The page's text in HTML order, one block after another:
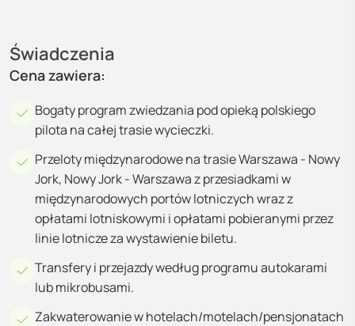
Świadczenia
Cena zawiera:
Bogaty program zwiedzania pod opieką polskiego
pilota na całej trasie wycieczki.
Przeloty międzynarodowe na trasie Warszawa - Nowy
Jork, Nowy Jork - Warszawa z przesiadkami w
międzynarodowych portów lotniczych wraz z
opłatami lotniskowymi i opłatami pobieranymi przez
linie lotnicze za wystawienie biletu.
Transfery i przejazdy według programu autokarami
lub mikrobusami.
Zakwaterowanie w hotelach/motelach/pensjonatach